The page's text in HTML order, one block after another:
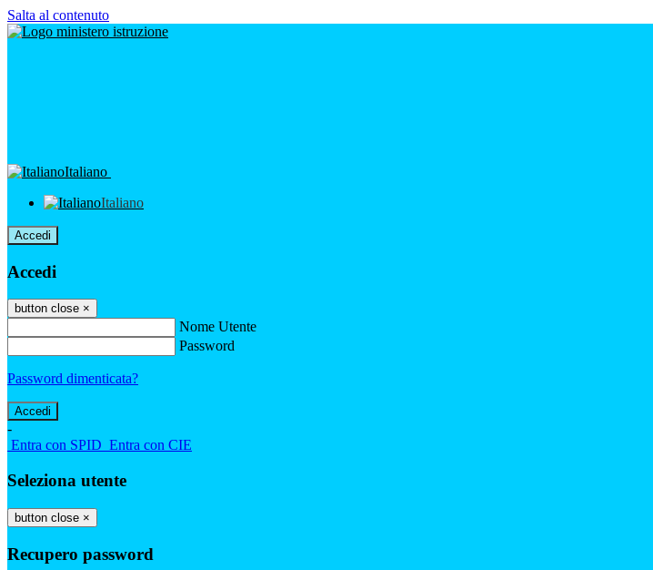
Salta al contenuto
Italiano
Italiano
Accedi
Accedi
button close ×
Nome Utente
Password
Password dimenticata?
-
Entra con SPID Entra con CIE
Seleziona utente
button close ×
Recupero password